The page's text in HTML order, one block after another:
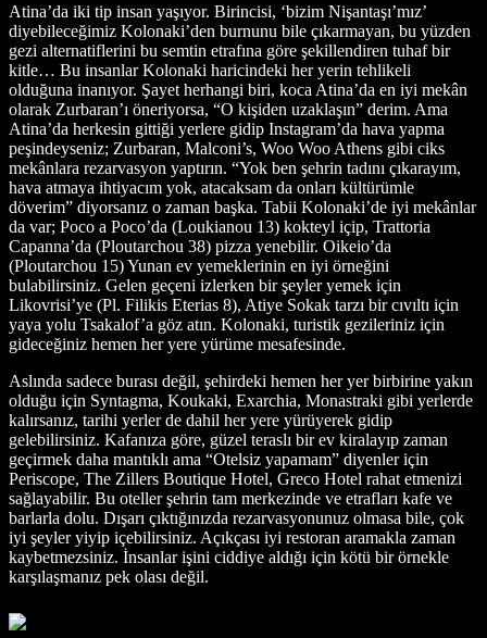
Atina’da iki tip insan yaşıyor. Birincisi, ‘bizim Nişantaşı’mız’
diyebileceğimiz Kolonaki’den burnunu bile çıkarmayan, bu yüzden
gezi alternatiflerini bu semtin etrafına göre şekillendiren tuhaf bir
kitle… Bu insanlar Kolonaki haricindeki her yerin tehlikeli
olduğuna inanıyor. Şayet herhangi biri, koca Atina’da en iyi mekân
olarak Zurbaran’ı öneriyorsa, “O kişiden uzaklaşın” derim. Ama
Atina’da herkesin gittiği yerlere gidip Instagram’da hava yapma
peşindeyseniz; Zurbaran, Malconi’s, Woo Woo Athens gibi ciks
mekânlara rezarvasyon yaptırın. “Yok ben şehrin tadını çıkarayım,
hava atmaya ihtiyacım yok, atacaksam da onları kültürümle
döverim” diyorsanız o zaman başka. Tabii Kolonaki’de iyi mekânlar
da var; Poco a Poco’da (Loukianou 13) kokteyl içip, Trattoria
Capanna’da (Ploutarchou 38) pizza yenebilir. Oikeio’da
(Ploutarchou 15) Yunan ev yemeklerinin en iyi örneğini
bulabilirsiniz. Gelen geçeni izlerken bir şeyler yemek için
Likovrisi’ye (Pl. Filikis Eterias 8), Atiye Sokak tarzı bir cıvıltı için
yaya yolu Tsakalof’a göz atın. Kolonaki, turistik gezileriniz için
gideceğiniz hemen her yere yürüme mesafesinde.
Aslında sadece burası değil, şehirdeki hemen her yer birbirine yakın
olduğu için Syntagma, Koukaki, Exarchia, Monastraki gibi yerlerde
kalırsanız, tarihi yerler de dahil her yere yürüyerek gidip
gelebilirsiniz. Kafanıza göre, güzel teraslı bir ev kiralayıp zaman
geçirmek daha mantıklı ama “Otelsiz yapamam” diyenler için
Periscope, The Zillers Boutique Hotel, Greco Hotel rahat etmenizi
sağlayabilir. Bu oteller şehrin tam merkezinde ve etrafları kafe ve
barlarla dolu. Dışarı çıktığınızda rezarvasyonunuz olmasa bile, çok
iyi şeyler yiyip içebilirsiniz. Açıkçası iyi restoran aramakla zaman
kaybetmezsiniz. İnsanlar işini ciddiye aldığı için kötü bir örnekle
karşılaşmanız pek olası değil.